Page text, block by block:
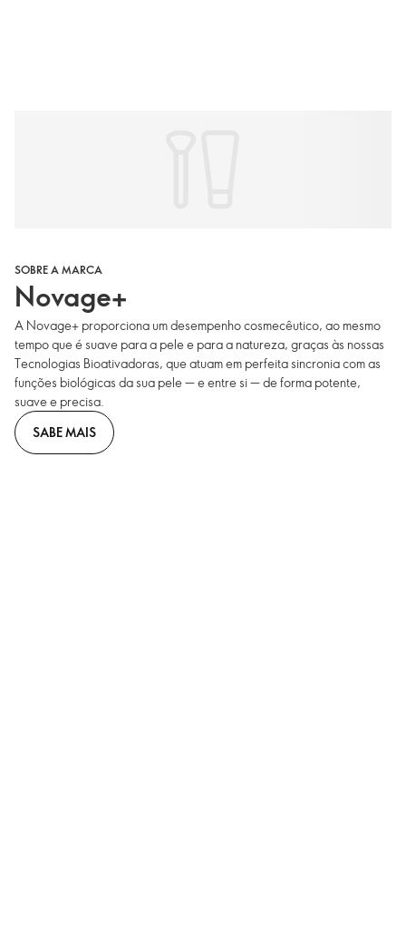
SOBRE A MARCA
Novage+
A Novage+ proporciona um desempenho cosmecêutico, ao mesmo
tempo que é suave para a pele e para a natureza, graças às nossas
Tecnologias Bioativadoras, que atuam em perfeita sincronia com as
funções biológicas da sua pele — e entre si — de forma potente,
suave e precisa.
SABE MAIS